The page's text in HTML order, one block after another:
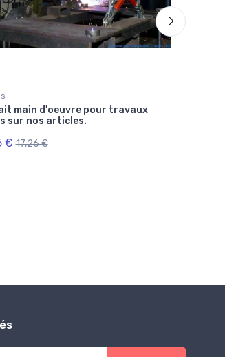
main d'oeuvre pour travaux
sur nos articles.
€ 17,26 €